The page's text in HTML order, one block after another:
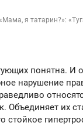
я татарин?»:
понятна. И
нарушение
Объединяет их
стойкое